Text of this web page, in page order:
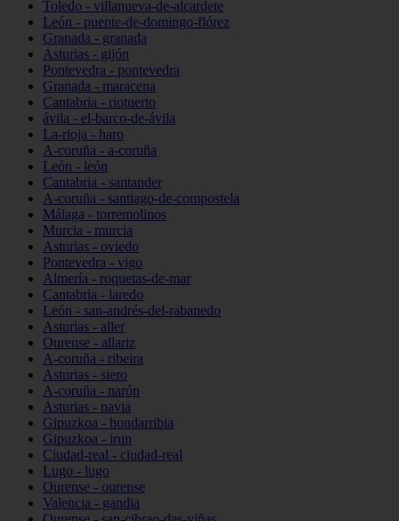
Toledo - villanueva-de-alcardete
León - puente-de-domingo-flórez
Granada - granada
Asturias - gijón
Pontevedra - pontevedra
Granada - maracena
Cantabria - riotuerto
ávila - el-barco-de-ávila
La-rioja - haro
A-coruña - a-coruña
León - león
Cantabria - santander
A-coruña - santiago-de-compostela
Málaga - torremolinos
Murcia - murcia
Asturias - oviedo
Pontevedra - vigo
Almería - roquetas-de-mar
Cantabria - laredo
León - san-andrés-del-rabanedo
Asturias - aller
Ourense - allariz
A-coruña - ribeira
Asturias - siero
A-coruña - narón
Asturias - navia
Gipuzkoa - hondarribia
Gipuzkoa - irun
Ciudad-real - ciudad-real
Lugo - lugo
Ourense - ourense
Valencia - gandia